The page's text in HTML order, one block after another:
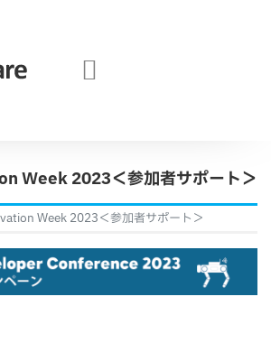
Week 2023＜参加者サポート＞
Week 2023＜参加者サポート＞